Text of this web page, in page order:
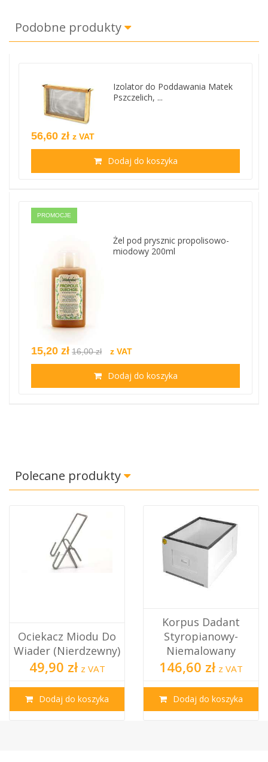
Podobne produkty
Izolator do Poddawania Matek
Pszczelich, ...
56,60 zł z VAT
Dodaj do koszyka
PROMOCJE
Żel pod prysznic propolisowo-
miodowy 200ml
15,20 zł 16,00 zł z VAT
Dodaj do koszyka
Polecane produkty
Styropianowy-
Niemalowany
146,60 zł
Dodaj do koszyka
Korpus Do
Dadanta
(niemalowany) 1/
104,50 zł
Dodaj do